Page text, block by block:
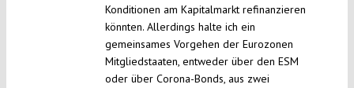
Konditionen am Kapitalmarkt refinanzieren
könnten. Allerdings halte ich ein
gemeinsames Vorgehen der Eurozonen
Mitgliedstaaten, entweder über den ESM
oder über Corona-Bonds, aus zwei